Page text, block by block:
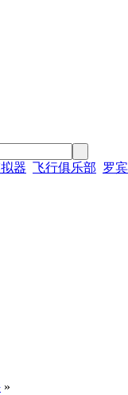
器 飞行俱乐部 罗
»